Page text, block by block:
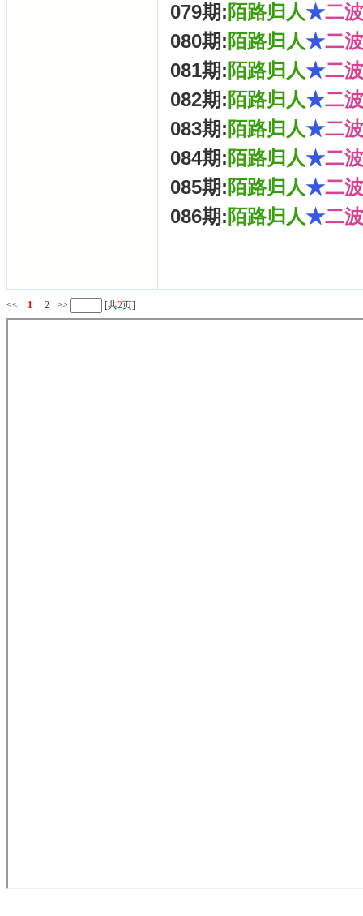
079期: 陌路归人★二
080期: 陌路归人★二
081期: 陌路归人★二
082期: 陌路归人★二
083期: 陌路归人★二
084期: 陌路归人★二
085期: 陌路归人★二
086期: 陌路归人★二
<< 1 2 >> [共2页]